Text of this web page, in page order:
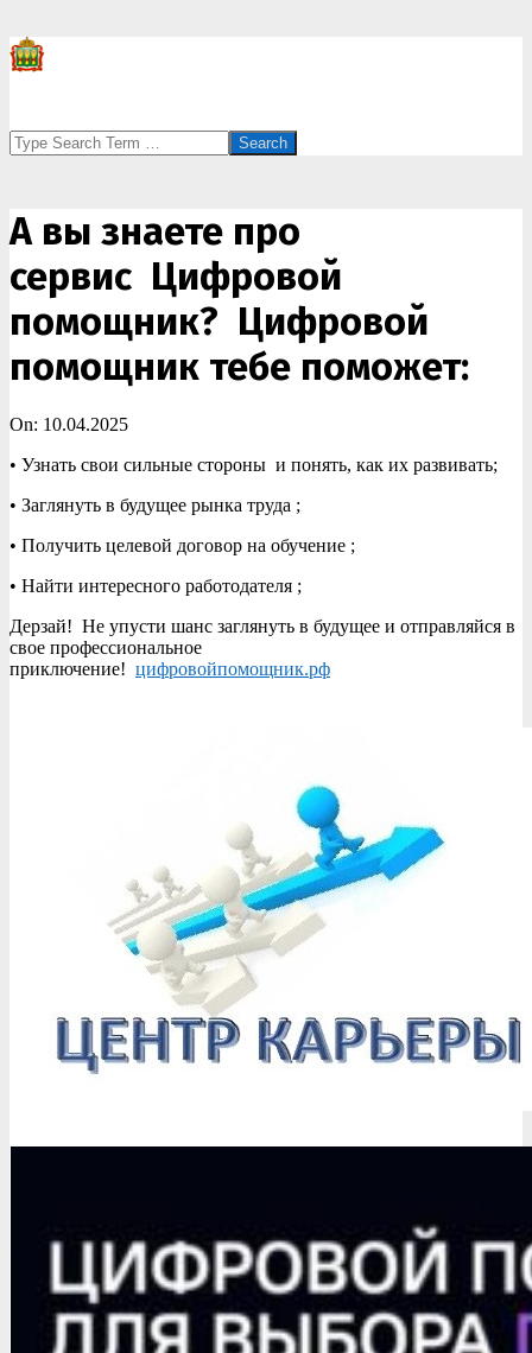
Search
А вы знаете про
сервис Цифровой
помощник? Цифровой
помощник тебе поможет:
On: 10.04.2025
• Узнать свои сильные стороны и понять, как их развивать;
• Заглянуть в будущее рынка труда ;
• Получить целевой договор на обучение ;
• Найти интересного работодателя ;
Дерзай! Не упусти шанс заглянуть в будущее и отправляйся в
свое профессиональное
приключение! цифровойпомощник.рф